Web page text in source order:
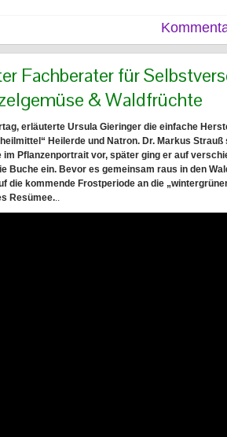
Fachberater für
& Waldfrüchte
erläuterte Ursula Gieringer die einfache
Heilerde und Natron. Dr. Markus Strauß
im Pflanzenportrait vor, später ging er auf
Buche ein. Bevor es gemeinsam raus in den
die kommende Frostperiode an die
Resümee...